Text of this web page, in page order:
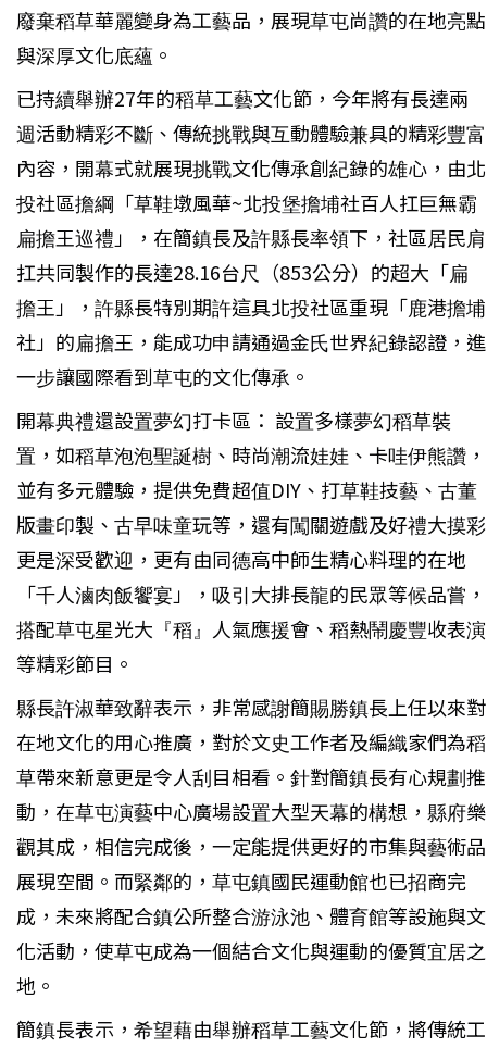
廢棄稻草華麗變身為工藝品，展現草屯尚讚的在地亮點
與深厚文化底蘊。
已持續舉辦27年的稻草工藝文化節，今年將有長達兩
週活動精彩不斷、傳統挑戰與互動體驗兼具的精彩豐富
內容，開幕式就展現挑戰文化傳承創紀錄的雄心，由北
投社區擔綱「草鞋墩風華~北投堡擔埔社百人扛巨無霸
扁擔王巡禮」，在簡鎮長及許縣長率領下，社區居民肩
扛共同製作的長達28.16台尺（853公分）的超大「扁
擔王」，許縣長特別期許這具北投社區重現「鹿港擔埔
社」的扁擔王，能成功申請通過金氏世界紀錄認證，進
一步讓國際看到草屯的文化傳承。
開幕典禮還設置夢幻打卡區： 設置多樣夢幻稻草裝
置，如稻草泡泡聖誕樹、時尚潮流娃娃、卡哇伊熊讚，
並有多元體驗，提供免費超值DIY、打草鞋技藝、古董
版畫印製、古早味童玩等，還有闖關遊戲及好禮大摸彩
更是深受歡迎，更有由同德高中師生精心料理的在地
「千人滷肉飯饗宴」，吸引大排長龍的民眾等候品嘗，
搭配草屯星光大『稻』人氣應援會、稻熱鬧慶豐收表演
等精彩節目。
縣長許淑華致辭表示，非常感謝簡賜勝鎮長上任以來對
在地文化的用心推廣，對於文史工作者及編織家們為稻
草帶來新意更是令人刮目相看。針對簡鎮長有心規劃推
動，在草屯演藝中心廣場設置大型天幕的構想，縣府樂
觀其成，相信完成後，一定能提供更好的市集與藝術品
展現空間。而緊鄰的，草屯鎮國民運動館也已招商完
成，未來將配合鎮公所整合游泳池、體育館等設施與文
化活動，使草屯成為一個結合文化與運動的優質宜居之
地。
簡鎮長表示，希望藉由舉辦稻草工藝文化節，將傳統工